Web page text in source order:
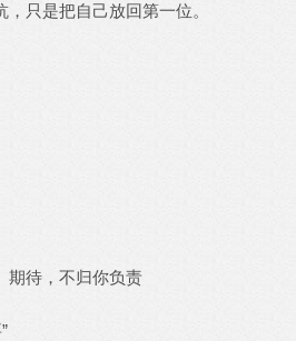
只是把自己放回第一位。
期待，不归你负责